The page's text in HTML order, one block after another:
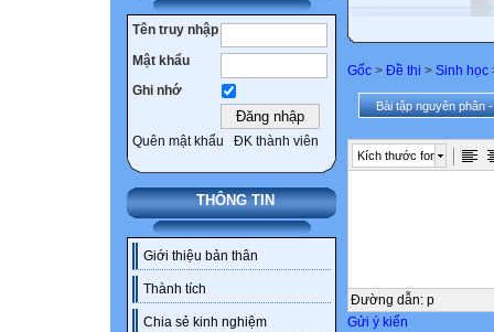
Tên truy nhập
Mật khẩu
Ghi nhớ
Quên mật khẩu ĐK thành viên
THÔNG TIN
Giới thiệu bản thân
Thành tích
Chia sẻ kinh nghiệm
Gốc > Đề thi > Sinh học
Bài tập nguyên phân
Kích thước font
Đường dẫn: p
Gửi ý kiến